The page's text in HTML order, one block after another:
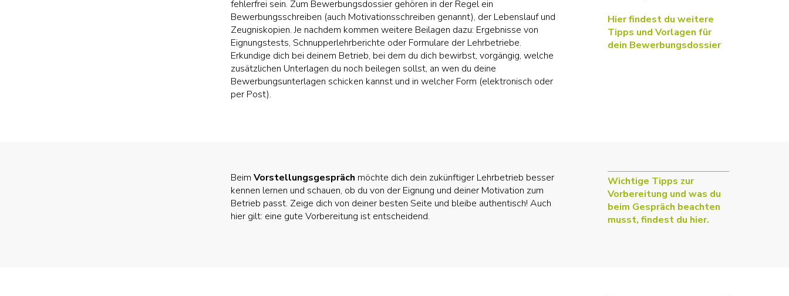
fehlerfrei sein. Zum Bewerbungsdossier gehören in der Regel ein
Bewerbungsschreiben (auch Motivationsschreiben genannt), der Lebenslauf und
Zeugniskopien. Je nachdem kommen weitere Beilagen dazu: Ergebnisse von
Eignungstests, Schnupperlehrberichte oder Formulare der Lehrbetriebe.
Erkundige dich bei deinem Betrieb, bei dem du dich bewirbst, vorgängig, welche
zusätzlichen Unterlagen du noch beilegen sollst, an wen du deine
Bewerbungsunterlagen schicken kannst und in welcher Form (elektronisch oder
per Post).
Hier findest du weitere
Tipps und Vorlagen für
dein Bewerbungsdossier
Beim Vorstellungsgespräch möchte dich dein zukünftiger Lehrbetrieb besser
kennen lernen und schauen, ob du von der Eignung und deiner Motivation zum
Betrieb passt. Zeige dich von deiner besten Seite und bleibe authentisch! Auch
hier gilt: eine gute Vorbereitung ist entscheidend.
Wichtige Tipps zur
Vorbereitung und was du
beim Gespräch beachten
musst, findest du hier.